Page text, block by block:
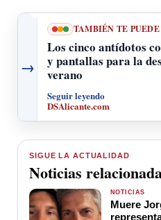
→
TAMBIÉN TE
Los cinco antídotos
y pantallas para la
verano
Seguir leyendo
DSAlicante.com
SIGUE LA ACTUALIDAD
Noticias
NOTICIAS
Muere